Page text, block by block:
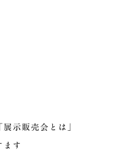
示販売会とは」
ます